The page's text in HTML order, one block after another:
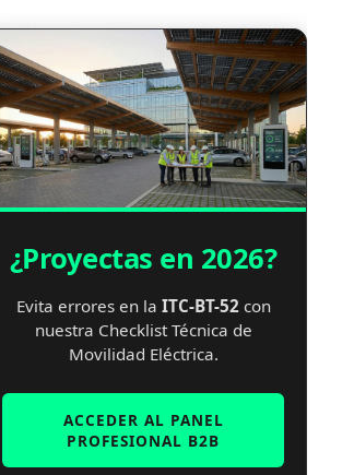
¿Proyectas en 2026?
Evita errores en la ITC-BT-52con
nuestra Checklist Técnica de
Movilidad Eléctrica.
ACCEDER AL PANEL
PROFESIONAL B2B